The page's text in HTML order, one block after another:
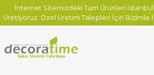
İnternet Sitemizdeki Tüm Ürünleri
Üretiyoruz. Özel Üretim Talepleri İçin Bizimle